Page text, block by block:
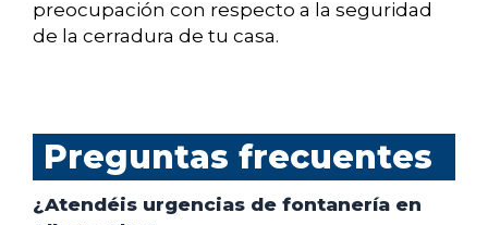
preocupación con respecto a la seguridad
de la cerradura de tu casa.
Preguntas frecuentes
¿Atendéis urgencias de fontanería en